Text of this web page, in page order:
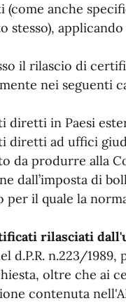
(come anche
stesso),
il rilascio di
nei seguenti
diretti in Paesi
diretti ad uffici
da produrre alla
dall’imposta di
per il quale la
rilasciati
d.P.R. n.223/
oltre che ai
contenuta